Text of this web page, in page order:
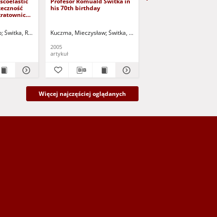
Romuald - red.
Świtka, Romuald - red.
his 70th birthday
Kuczma, Mieczysław Świtka, Romuald - red.
2005
artykuł
Więcej najczęściej oglądanych